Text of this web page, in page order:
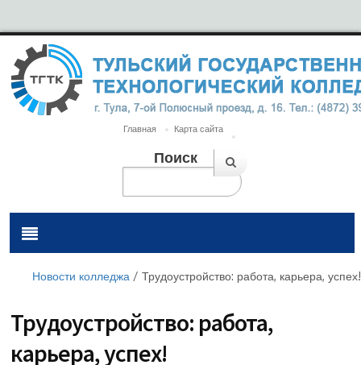
Главная Карта сайта
Поиск
Новости колледжа / Трудоустройство: работа, карьера, успех!
Трудоустройство: работа,
карьера, успех!